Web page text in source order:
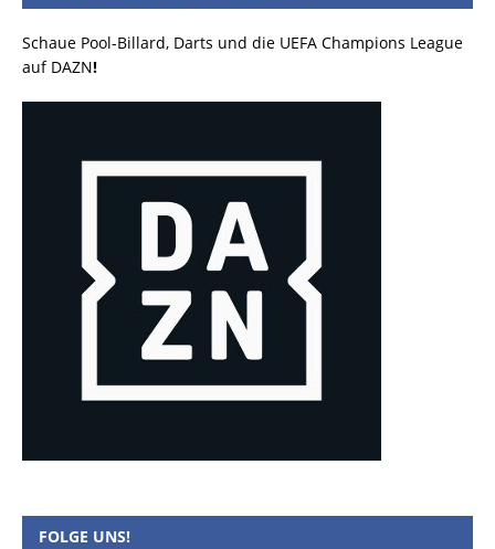
Schaue Pool-Billard, Darts und die UEFA Champions League
auf DAZN!
FOLGE UNS!